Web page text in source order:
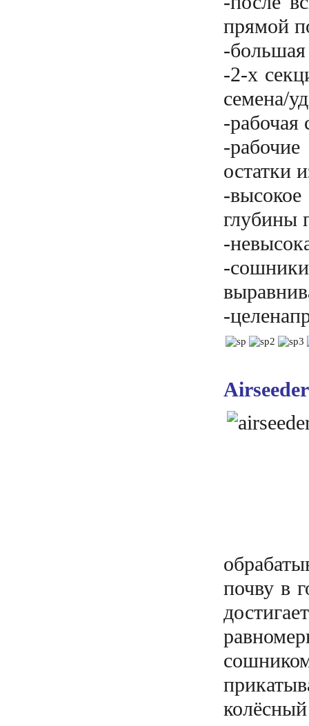
прямой
-большая
-2-х
семена/
-рабочая
-
остатки
-
глубины
-
-
-
почву в